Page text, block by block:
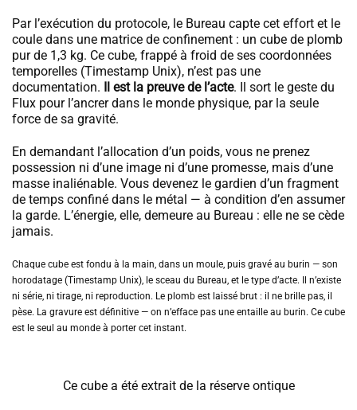
Par l’exécution du protocole, le Bureau capte cet effort et le
coule dans une matrice de confinement : un cube de plomb
pur de 1,3 kg. Ce cube, frappé à froid de ses coordonnées
temporelles (Timestamp Unix), n’est pas une
documentation. Il est la preuve de l’acte. Il sort le geste du
Flux pour l’ancrer dans le monde physique, par la seule
force de sa gravité.
En demandant l’allocation d’un poids, vous ne prenez
possession ni d’une image ni d’une promesse, mais d’une
masse inaliénable. Vous devenez le gardien d’un fragment
de temps confiné dans le métal — à condition d’en assumer
la garde. L’énergie, elle, demeure au Bureau : elle ne se cède
jamais.
Chaque cube est fondu à la main, dans un moule, puis gravé au burin — son
horodatage (Timestamp Unix), le sceau du Bureau, et le type d’acte. Il n’existe
ni série, ni tirage, ni reproduction. Le plomb est laissé brut : il ne brille pas, il
pèse. La gravure est définitive — on n’efface pas une entaille au burin. Ce cube
est le seul au monde à porter cet instant.
Ce cube a été extrait de la réserve ontique